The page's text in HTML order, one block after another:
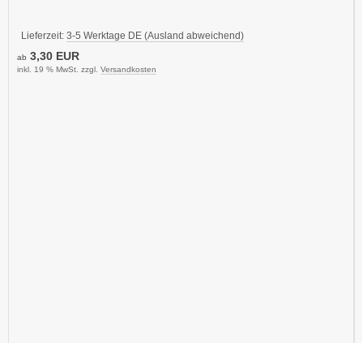
Lieferzeit: 3-5 Werktage DE (Ausland abweichend)
ab 3,30 EUR
inkl. 19 % MwSt. zzgl. Versandkosten